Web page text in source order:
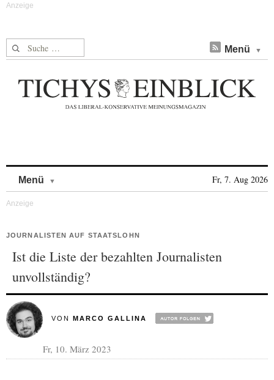
Suche nach: Menü
Menü Fr, 7. Aug 2026
JOURNALISTEN AUF STAATSLOHN
Ist die Liste der bezahlten Journalisten
unvollständig?
VON MARCO GALLINA
Fr, 10. März 2023